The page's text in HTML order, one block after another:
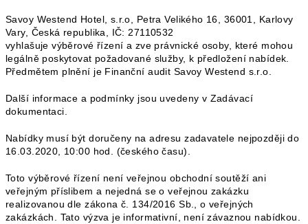
Savoy Westend Hotel, s.r.o, Petra Velikého 16, 36001, Karlovy
Vary, Česká republika, IČ: 27110532
vyhlašuje výběrové řízení a zve právnické osoby, které mohou
legálně poskytovat požadované služby, k předložení nabídek.
Předmětem plnění je Finanční audit Savoy Westend s.r.o.
Další informace a podmínky jsou uvedeny v Zadávací
dokumentaci.
Nabídky musí být doručeny na adresu zadavatele nejpozději do
16.03.2020, 10:00 hod. (českého času).
Toto výběrové řízení není veřejnou obchodní soutěží ani
veřejným příslibem a nejedná se o veřejnou zakázku
realizovanou dle zákona č. 134/2016 Sb., o veřejných
zakázkách. Tato výzva je informativní, není závaznou nabídkou.